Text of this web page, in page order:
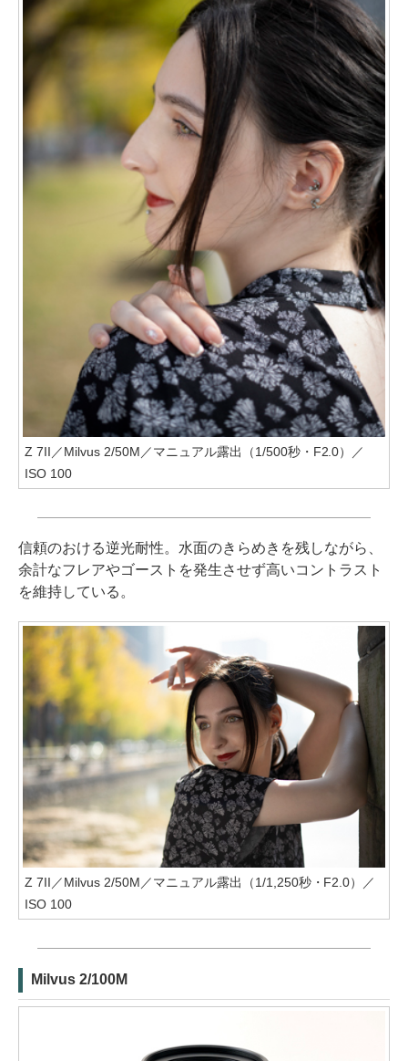
Z 7II／Milvus 2/50M／マニュアル露出（1/500秒・F2.0）／
ISO 100
信頼のおける逆光耐性。水面のきらめきを残しながら、
余計なフレアやゴーストを発生させず高いコントラスト
を維持している。
Z 7II／Milvus 2/50M／マニュアル露出（1/1,250秒・F2.0）／
ISO 100
Milvus 2/100M